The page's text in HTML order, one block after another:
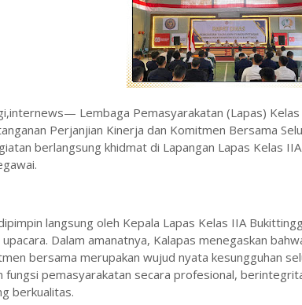
Lembaga Pemasyarakatan (Lapas) Kelas
Perjanjian Kinerja dan Komitmen Bersama
berlangsung khidmat di Lapangan Lapas Kelas
langsung oleh Kepala Lapas Kelas IIA
Dalam amanatnya, Kalapas menegaskan
bersama merupakan wujud nyata kesungguhan
fungsi pemasyarakatan secara profesional,
berkualitas.